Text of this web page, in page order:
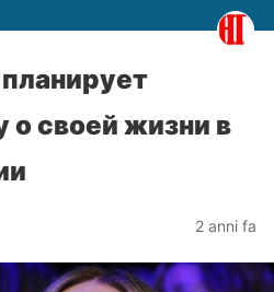
о своей жизни в
2 anni fa